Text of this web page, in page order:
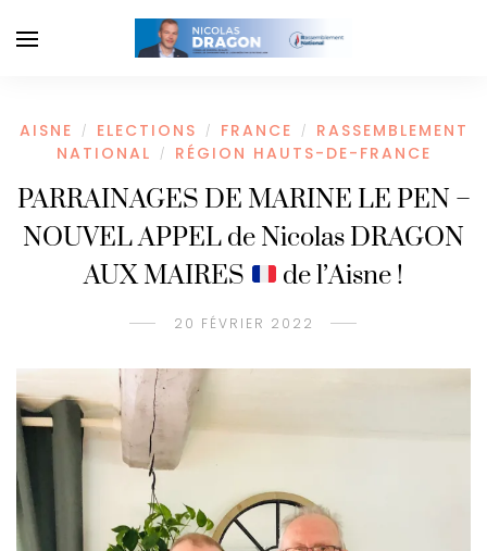
AISNE / ELECTIONS / FRANCE /
RASSEMBLEMENT
NATIONAL
/ RÉGION HAUTS-DE-FRANCE
PARRAINAGES DE MARINE LE PEN –
NOUVEL APPEL de Nicolas DRAGON
AUX MAIRES
de l’Aisne !
20 FÉVRIER 2022